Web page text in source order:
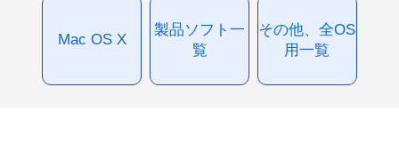
Mac OS X
製品ソフト一
覧
その他、全OS
用一覧